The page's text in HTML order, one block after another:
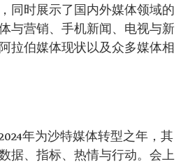
同时展示了国内外媒体领域的
与营销、手机新闻、电视与新
拉伯媒体现状以及众多媒体相
年为沙特媒体转型之年，其
据、指标、热情与行动。会上